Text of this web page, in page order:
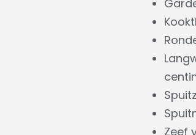
Zeef